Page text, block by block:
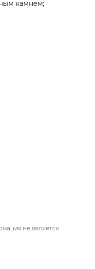
камнем;
не является